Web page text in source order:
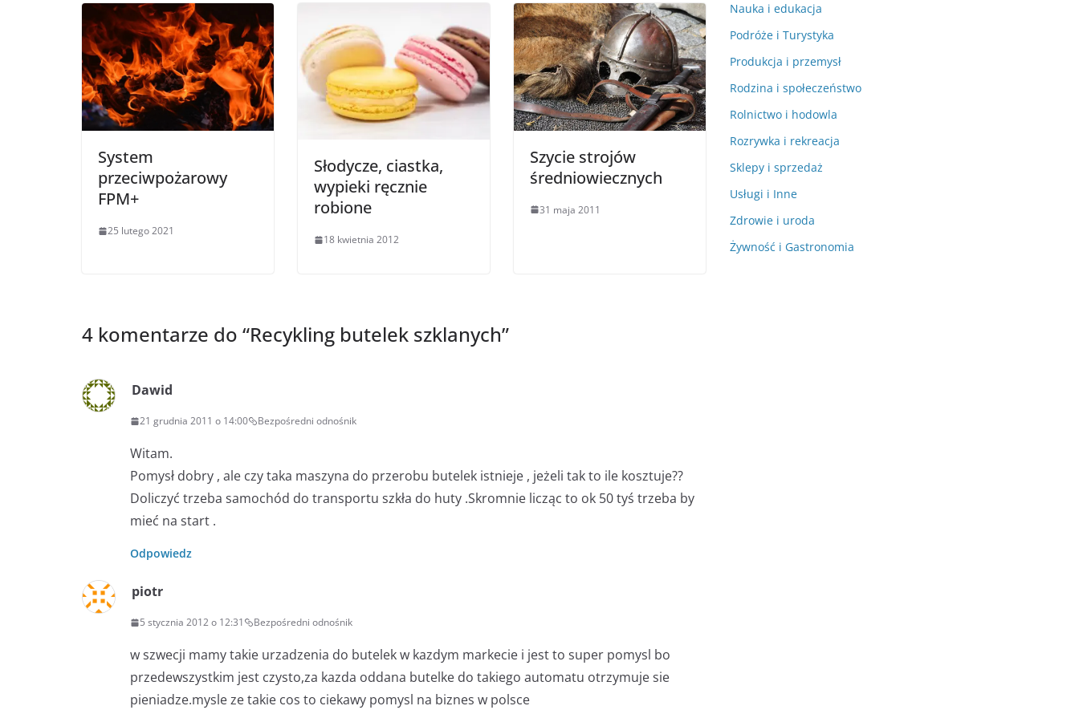
System
przeciwpożarowy
FPM+
25 lutego 2021
Słodycze, ciastka,
wypieki ręcznie
robione
18 kwietnia 2012
Szycie strojów
średniowiecznych
31 maja 2011
4 komentarze do “Recykling butelek szklanych”
Dawid
21 grudnia 2011 o 14:00 Bezpośredni odnośnik
Witam.
Pomysł dobry , ale czy taka maszyna do przerobu butelek istnieje , jeżeli tak to ile kosztuje??
Doliczyć trzeba samochód do transportu szkła do huty .Skromnie licząc to ok 50 tyś trzeba by
mieć na start .
Odpowiedz
piotr
5 stycznia 2012 o 12:31 Bezpośredni odnośnik
w szwecji mamy takie urzadzenia do butelek w kazdym markecie i jest to super pomysl bo
przedewszystkim jest czysto,za kazda oddana butelke do takiego automatu otrzymuje sie
pieniadze.mysle ze takie cos to ciekawy pomysl na biznes w polsce
Nauka i edukacja
Podróże i Turystyka
Produkcja i przemysł
Rodzina i społeczeństwo
Rolnictwo i hodowla
Rozrywka i rekreacja
Sklepy i sprzedaż
Usługi i Inne
Zdrowie i uroda
Żywność i Gastronomia